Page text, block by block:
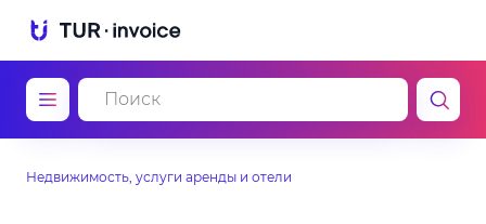
Недвижимость, услуги аренды и отели